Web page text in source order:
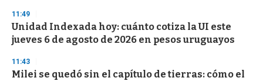
s
e
c
o
d
s
11:49
Unidad Indexada hoy: cuánto cotiza la UI este
jueves 6 de agosto de 2026 en pesos uruguayos
11:43
Milei se quedó sin el capítulo de tierras: cómo el